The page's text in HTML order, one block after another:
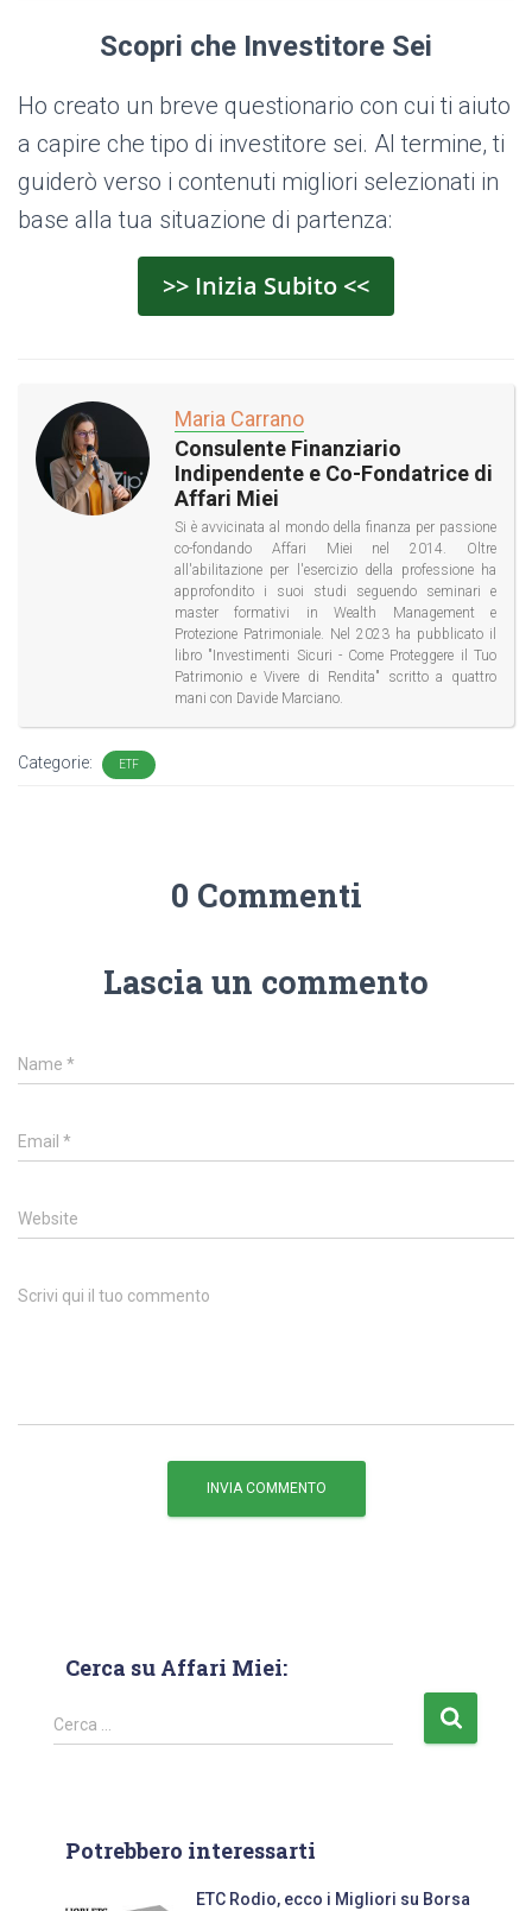
Scopri che Investitore Sei
Ho creato un breve questionario con cui ti aiuto
a capire che tipo di investitore sei. Al termine, ti
guiderò verso i contenuti migliori selezionati in
base alla tua situazione di partenza:
>> Inizia Subito <<
Maria Carrano
Consulente Finanziario
Indipendente e Co-Fondatrice di
Affari Miei
Si è avvicinata al mondo della finanza per passione
co-fondando Affari Miei nel 2014. Oltre
all'abilitazione per l'esercizio della professione ha
approfondito i suoi studi seguendo seminari e
master formativi in Wealth Management e
Protezione Patrimoniale. Nel 2023 ha pubblicato il
libro "Investimenti Sicuri - Come Proteggere il Tuo
Patrimonio e Vivere di Rendita" scritto a quattro
mani con Davide Marciano.
Categorie: ETF
0 Commenti
Lascia un commento
Name *
Email *
Website
Scrivi qui il tuo commento
Cerca su Affari Miei:
Cerca …
Potrebbero interessarti
ETC Rodio, ecco i Migliori su Borsa